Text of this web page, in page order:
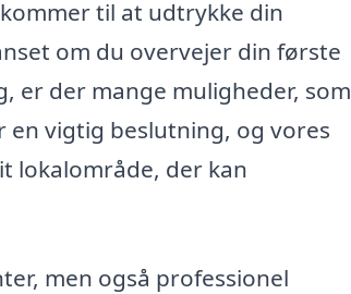
til at udtrykke din
om du overvejer din første
er der mange muligheder, som
vigtig beslutning, og vores
lokalområde, der kan
men også professionel